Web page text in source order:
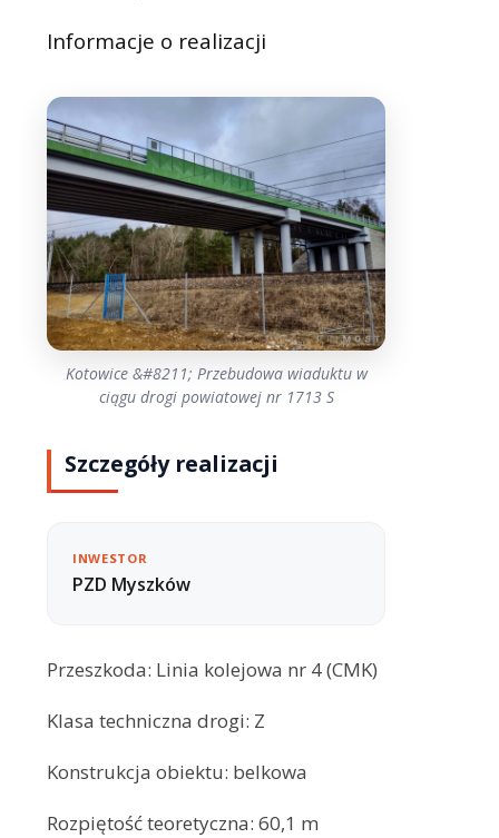
Informacje o realizacji
Kotowice &#8211; Przebudowa wiaduktu w
ciągu drogi powiatowej nr 1713 S
Szczegóły realizacji
INWESTOR
PZD Myszków
Przeszkoda: Linia kolejowa nr 4 (CMK)
Klasa techniczna drogi: Z
Konstrukcja obiektu: belkowa
Rozpiętość teoretyczna: 60,1 m